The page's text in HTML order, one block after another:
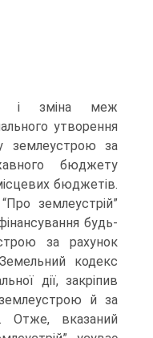
і зміна меж
утворення
землеустрою за
бюджету
бюджетів.
землеустрій”
будь-
за рахунок
кодекс
дії, закріпив
й за
Отже, вказаний